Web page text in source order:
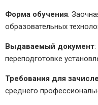
Форма обучения:
образовательных
Выдаваемый документ:
переподготовке
Требования для
среднего